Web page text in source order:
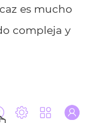
es mucho
compleja y